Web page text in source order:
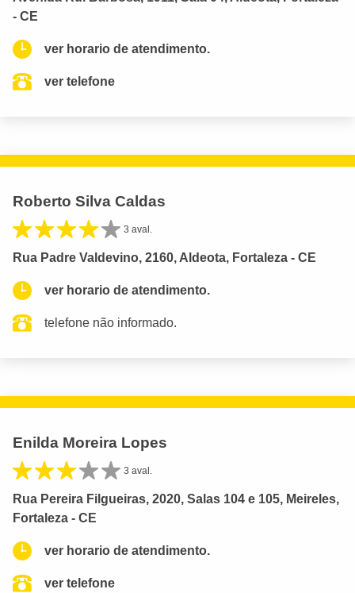
- CE
ver horario de atendimento.
ver telefone
Roberto Silva Caldas
3 aval.
Rua Padre Valdevino, 2160, Aldeota, Fortaleza - CE
ver horario de atendimento.
telefone não informado.
Enilda Moreira Lopes
3 aval.
Rua Pereira Filgueiras, 2020, Salas 104 e 105, Meireles,
Fortaleza - CE
ver horario de atendimento.
ver telefone